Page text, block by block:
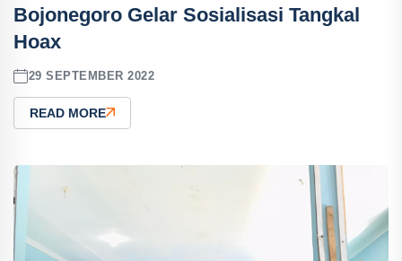
Bojonegoro Gelar Sosialisasi Tangkal
Hoax
29 SEPTEMBER 2022
READ MORE